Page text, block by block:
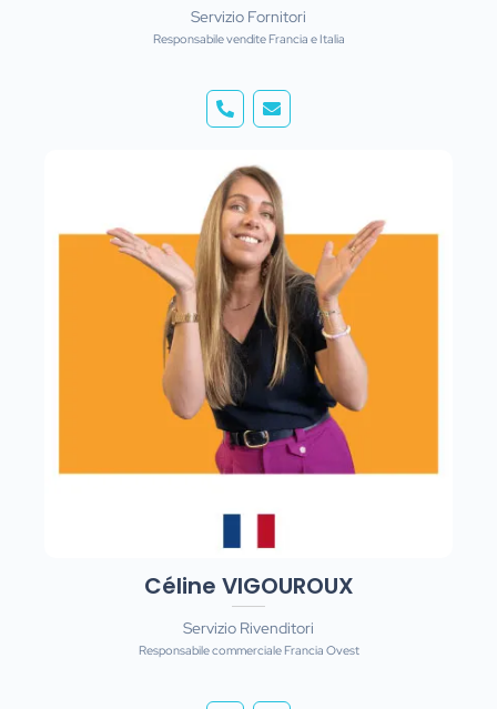
Servizio Fornitori
Responsabile vendite Francia e Italia
Céline VIGOUROUX
Servizio Rivenditori
Responsabile commerciale Francia Ovest